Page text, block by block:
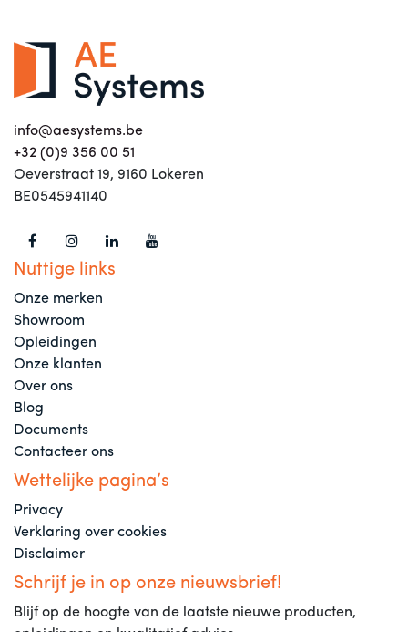
info@aesystems.be
+32 (0)9 356 00 51
Oeverstraat 19, 9160 Lokeren
BE0545941140
Nuttige links
Onze merken
Showroom
Opleidingen
Onze klanten
Over ons
Blog
Documents
Contacteer ons
Wettelijke pagina’s
Privacy
Verklaring over cookies
Disclaimer
Schrijf je in op onze nieuwsbrief!
Blijf op de hoogte van de laatste nieuwe producten,